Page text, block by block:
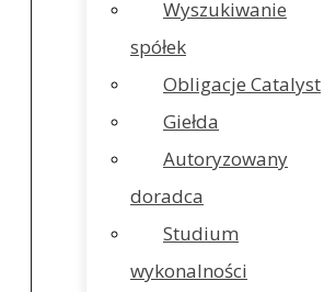
Wyszukiwanie
spółek
Obligacje Catalyst
Giełda
Autoryzowany
doradca
Studium
wykonalności